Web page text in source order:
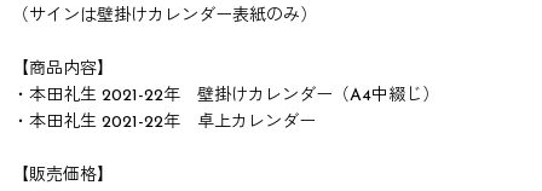
（サインは壁掛けカレンダー表紙のみ）
【商品内容】
・本田礼生 2021-22年 壁掛けカレンダー（A4中綴じ）
・本田礼生 2021-22年 卓上カレンダー
【販売価格】